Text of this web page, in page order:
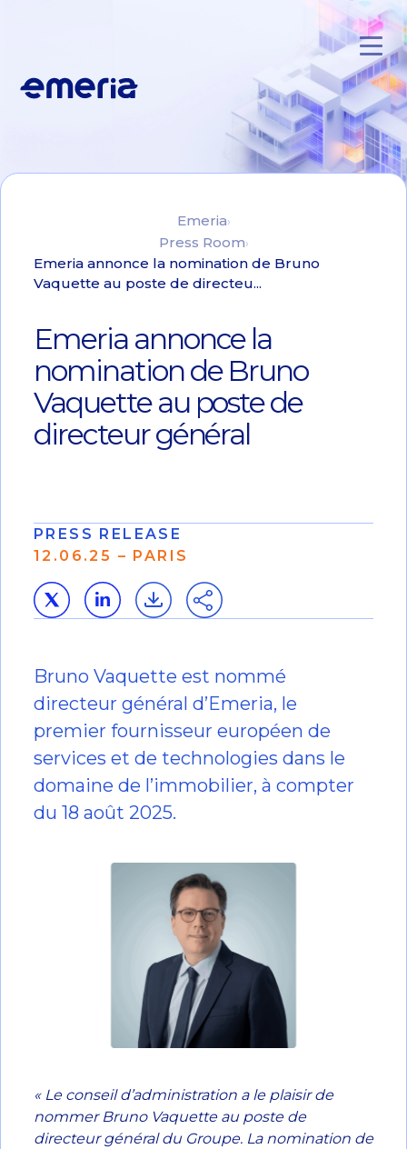
Emeria
Emeria
Press Room
Emeria annonce la nomination de Bruno
Vaquette au poste de directeu...
Emeria annonce la
nomination de Bruno
Vaquette au poste de
directeur général
PRESS RELEASE
12.06.25 – PARIS
Bruno Vaquette est nommé
directeur général d’Emeria, le
premier fournisseur européen de
services et de technologies dans le
domaine de l’immobilier, à compter
du 18 août 2025.
« Le conseil d’administration a le plaisir de
nommer Bruno Vaquette au poste de
directeur général du Groupe. La nomination de